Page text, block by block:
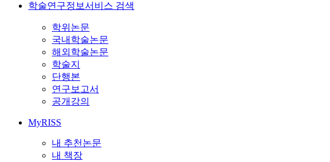
학술연구정보서비스 검색
학위논문
국내학술논문
해외학술논문
학술지
단행본
연구보고서
공개강의
MyRISS
내 추천논문
내 책장